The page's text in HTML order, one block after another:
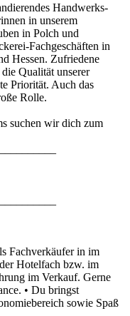
Handwerks-
in unserem
in Polch und
Fachgeschäften in
Hessen. Zufriedene
Qualität unserer
Priorität. Auch das
Rolle.
suchen wir dich zum
Fachverkäufer in im
Hotelfach bzw. im
im Verkauf. Gerne
• Du bringst
sowie Spaß